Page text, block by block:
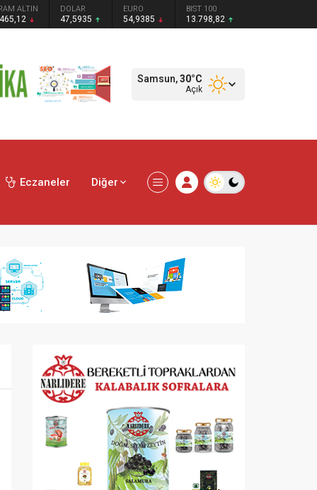
ALTIN DOLAR
47,5935
EURO
54,9385
BIST 100
13.798,82
Samsun,30°C
Açık
Eczaneler Diğer